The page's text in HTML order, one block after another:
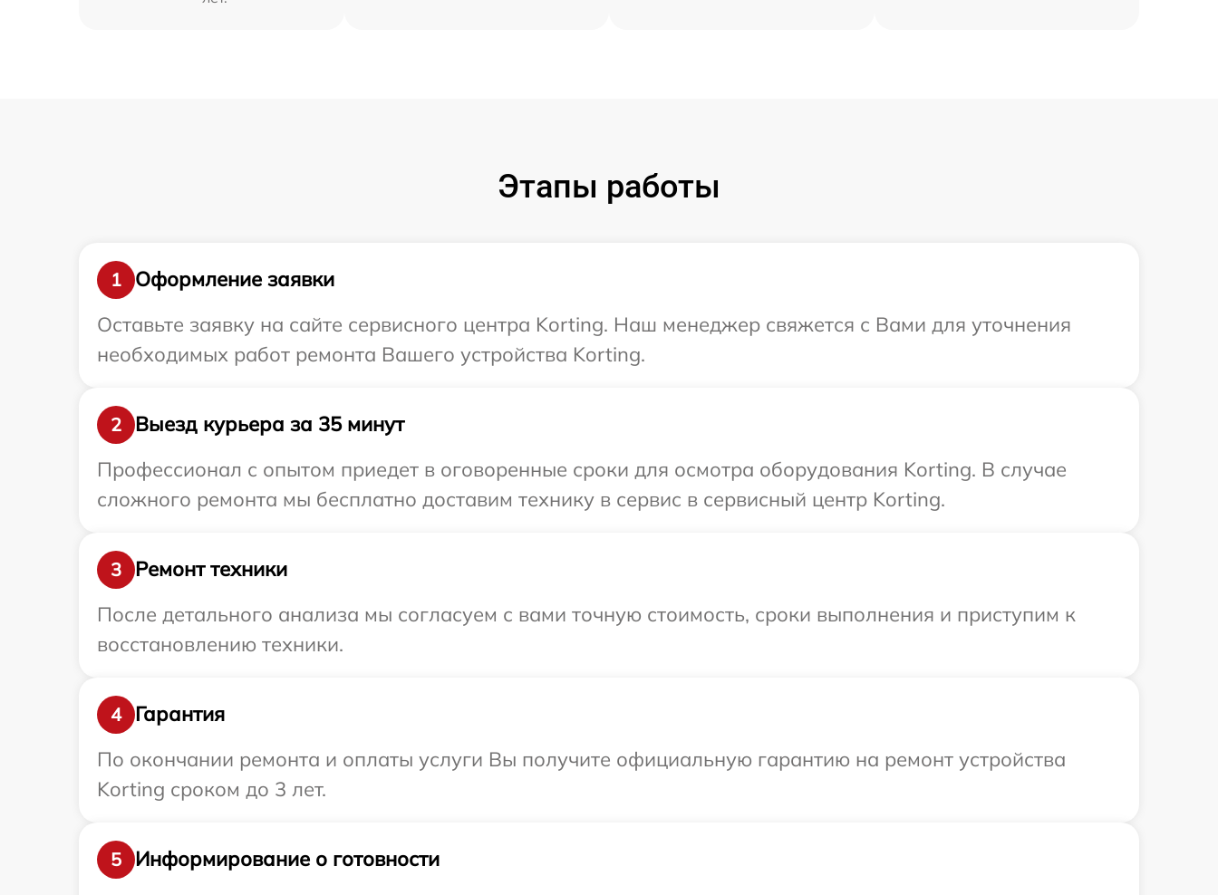
Этапы работы
1
Оформление заявки
Оставьте заявку на сайте сервисного центра Korting. Наш менеджер свяжется с Вами для уточнения
необходимых работ ремонта Вашего устройства Korting.
2
Выезд курьера за 35 минут
Профессионал с опытом приедет в оговоренные сроки для осмотра оборудования Korting. В случае
сложного ремонта мы бесплатно доставим технику в сервис в сервисный центр Korting.
3
Ремонт техники
После детального анализа мы согласуем с вами точную стоимость, сроки выполнения и приступим к
восстановлению техники.
4
Гарантия
По окончании ремонта и оплаты услуги Вы получите официальную гарантию на ремонт устройства
Korting сроком до 3 лет.
5
Информирование о готовности